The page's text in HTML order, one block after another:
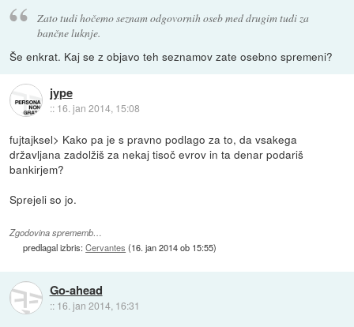
Zato tudi hočemo seznam odgovornih oseb med drugim tudi za
bančne luknje.
Še enkrat. Kaj se z objavo teh seznamov zate osebno spremeni?
jype
:: 16. jan 2014, 15:08
fujtajksel> Kako pa je s pravno podlago za to, da vsakega
državljana zadolžiš za nekaj tisoč evrov in ta denar podariš
bankirjem?
Sprejeli so jo.
Zgodovina sprememb…
predlagal izbris:Cervantes (16. jan 2014 ob 15:55)
Go-ahead
:: 16. jan 2014, 16:31